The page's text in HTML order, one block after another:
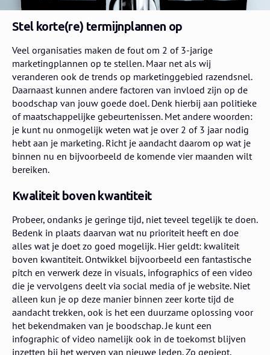
Stel korte(re) termijnplannen op
Veel organisaties maken de fout om 2 of 3-jarige
marketingplannen op te stellen. Maar net als wij
veranderen ook de trends op marketinggebied razendsnel.
Daarnaast kunnen andere factoren van invloed zijn op de
boodschap van jouw goede doel. Denk hierbij aan politieke
of maatschappelijke gebeurtenissen. Met andere woorden:
je kunt nu onmogelijk weten wat je over 2 of 3 jaar nodig
hebt aan je marketing. Richt je aandacht daarom op wat je
binnen nu en bijvoorbeeld de komende vier maanden wilt
bereiken.
Kwaliteit boven kwantiteit
Probeer, ondanks je geringe tijd, niet teveel tegelijk te doen.
Bedenk in plaats daarvan wat nu prioriteit heeft en doe
alles wat je doet zo goed mogelijk. Hier geldt: kwaliteit
boven kwantiteit. Ontwikkel bijvoorbeeld een fantastische
pitch en verwerk deze in visuals, infographics of een video
die je vervolgens deelt via social media of je website. Niet
alleen kun je op deze manier binnen zeer korte tijd de
aandacht trekken, ook is het een duurzame oplossing voor
het bekendmaken van je boodschap. Je kunt een
infographic of video namelijk ook in de toekomst blijven
inzetten bij het werven van nieuwe leden. Zo gepiept,